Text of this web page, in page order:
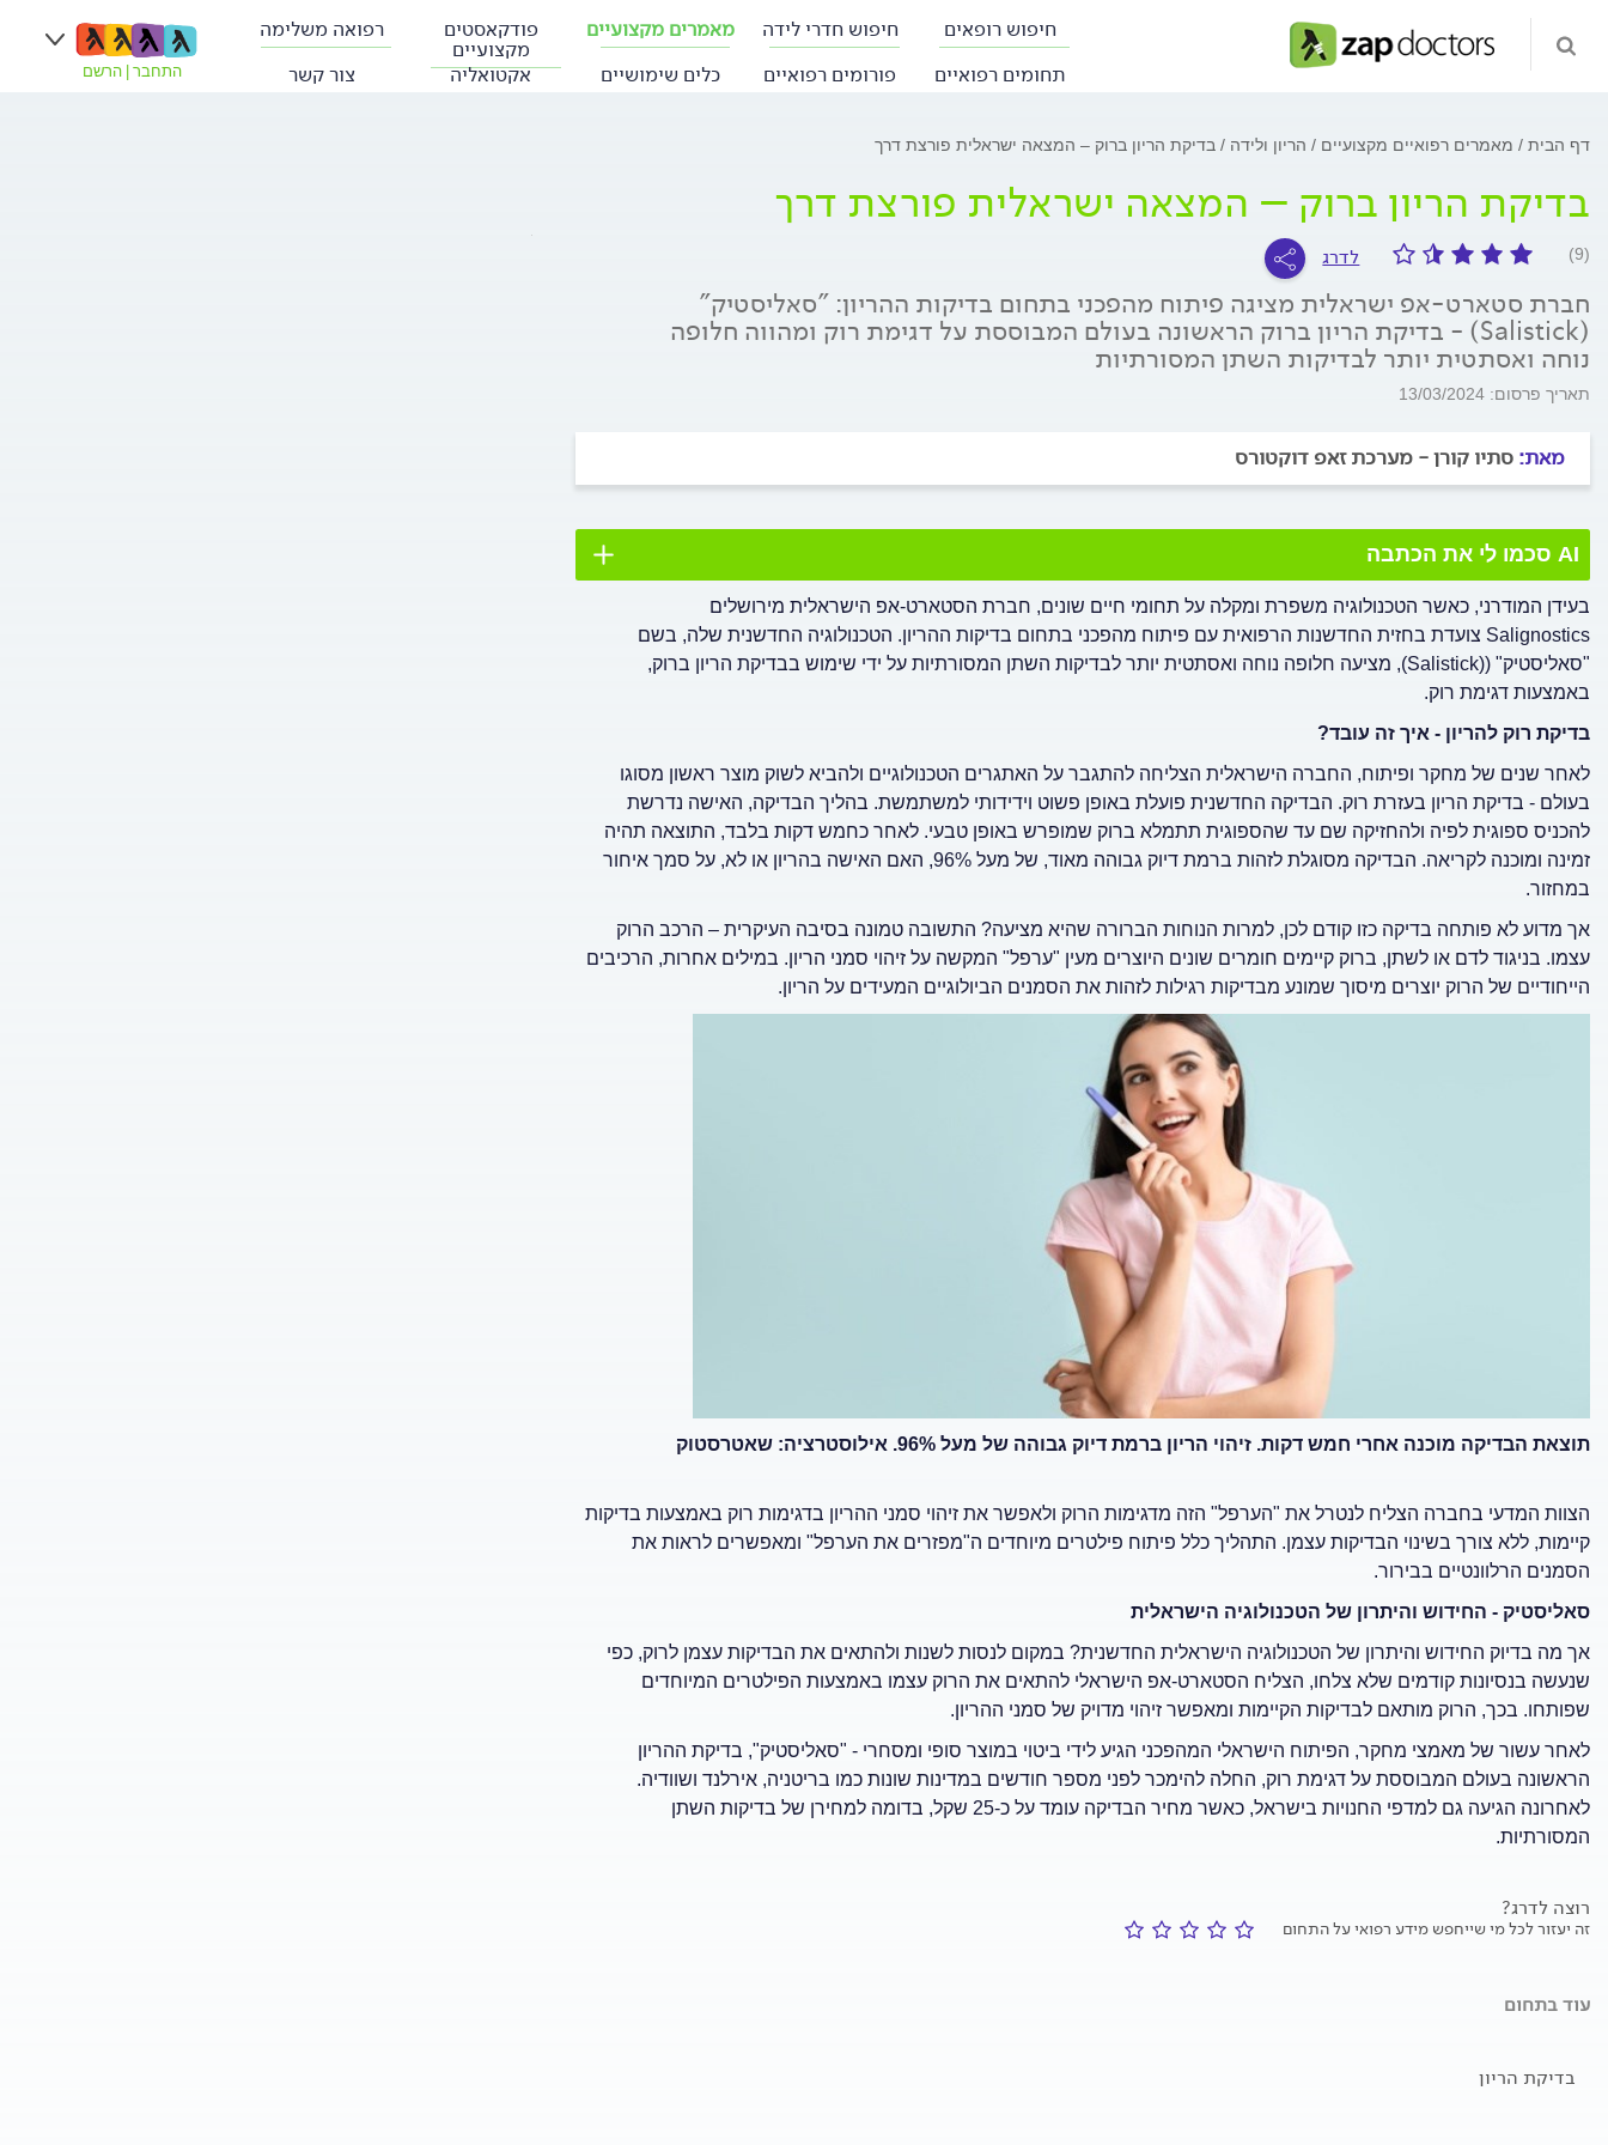
חיפוש רופאים חיפוש חדרי לידה מאמרים מקצועיים פודקאסטים
מקצועיים
רפואה משלימה
תחומים רפואיים
פורומים רפואיים כלים שימושיים אקטואליה צור קשר התחבר הרשם
דף הבית מאמרים רפואיים מקצועיים הריון ולידה בדיקת הריון ברוק – המצאה ישראלית פורצת דרך
בדיקת הריון ברוק – המצאה ישראלית פורצת דרך
(9) לדרג
חברת סטארט-אפ ישראלית מציגה פיתוח מהפכני בתחום בדיקות ההריון: "סאליסטיק"
(Salistick) - בדיקת הריון ברוק הראשונה בעולם המבוססת על דגימת רוק ומהווה חלופה
נוחה ואסתטית יותר לבדיקות השתן המסורתיות
תאריך פרסום: 13/03/2024
מאת: סתיו קורן - מערכת זאפ דוקטורס
AI סכמו לי את הכתבה
בעידן המודרני, כאשר הטכנולוגיה משפרת ומקלה על תחומי חיים שונים, חברת הסטארט-אפ הישראלית מירושלים
Salignostics צועדת בחזית החדשנות הרפואית עם פיתוח מהפכני בתחום בדיקות ההריון. הטכנולוגיה החדשנית שלה, בשם
"סאליסטיק" ((Salistick), מציעה חלופה נוחה ואסתטית יותר לבדיקות השתן המסורתיות על ידי שימוש בבדיקת הריון ברוק,
באמצעות דגימת רוק.
בדיקת רוק להריון - איך זה עובד?
לאחר שנים של מחקר ופיתוח, החברה הישראלית הצליחה להתגבר על האתגרים הטכנולוגיים ולהביא לשוק מוצר ראשון מסוגו
בעולם - בדיקת הריון בעזרת רוק. הבדיקה החדשנית פועלת באופן פשוט וידידותי למשתמשת. בהליך הבדיקה, האישה נדרשת
להכניס ספוגית לפיה ולהחזיקה שם עד שהספוגית תתמלא ברוק שמופרש באופן טבעי. לאחר כחמש דקות בלבד, התוצאה תהיה
זמינה ומוכנה לקריאה. הבדיקה מסוגלת לזהות ברמת דיוק גבוהה מאוד, של מעל 96%, האם האישה בהריון או לא, על סמך איחור
במחזור.
אך מדוע לא פותחה בדיקה כזו קודם לכן, למרות הנוחות הברורה שהיא מציעה? התשובה טמונה בסיבה העיקרית – הרכב הרוק
עצמו. בניגוד לדם או לשתן, ברוק קיימים חומרים שונים היוצרים מעין "ערפל" המקשה על זיהוי סמני הריון. במילים אחרות, הרכיבים
הייחודיים של הרוק יוצרים מיסוך שמונע מבדיקות רגילות לזהות את הסמנים הביולוגיים המעידים על הריון.
תוצאת הבדיקה מוכנה אחרי חמש דקות. זיהוי הריון ברמת דיוק גבוהה של מעל 96%. אילוסטרציה: שאטרסטוק
הצוות המדעי בחברה הצליח לנטרל את "הערפל" הזה מדגימות הרוק ולאפשר את זיהוי סמני ההריון בדגימות רוק באמצעות בדיקות
קיימות, ללא צורך בשינוי הבדיקות עצמן. התהליך כלל פיתוח פילטרים מיוחדים ה"מפזרים את הערפל" ומאפשרים לראות את
הסמנים הרלוונטיים בבירור.
סאליסטיק - החידוש והיתרון של הטכנולוגיה הישראלית
אך מה בדיוק החידוש והיתרון של הטכנולוגיה הישראלית החדשנית? במקום לנסות לשנות ולהתאים את הבדיקות עצמן לרוק, כפי
שנעשה בנסיונות קודמים שלא צלחו, הצליח הסטארט-אפ הישראלי להתאים את הרוק עצמו באמצעות הפילטרים המיוחדים
שפותחו. בכך, הרוק מותאם לבדיקות הקיימות ומאפשר זיהוי מדויק של סמני ההריון.
לאחר עשור של מאמצי מחקר, הפיתוח הישראלי המהפכני הגיע לידי ביטוי במוצר סופי ומסחרי - "סאליסטיק", בדיקת ההריון
הראשונה בעולם המבוססת על דגימת רוק, החלה להימכר לפני מספר חודשים במדינות שונות כמו בריטניה, אירלנד ושוודיה.
לאחרונה הגיעה גם למדפי החנויות בישראל, כאשר מחיר הבדיקה עומד על כ-25 שקל, בדומה למחירן של בדיקות השתן
המסורתיות.
רוצה לדרג?
זה יעזור לכל מי שייחפש מידע רפואי על התחום
עוד בתחום
בדיקת הריון